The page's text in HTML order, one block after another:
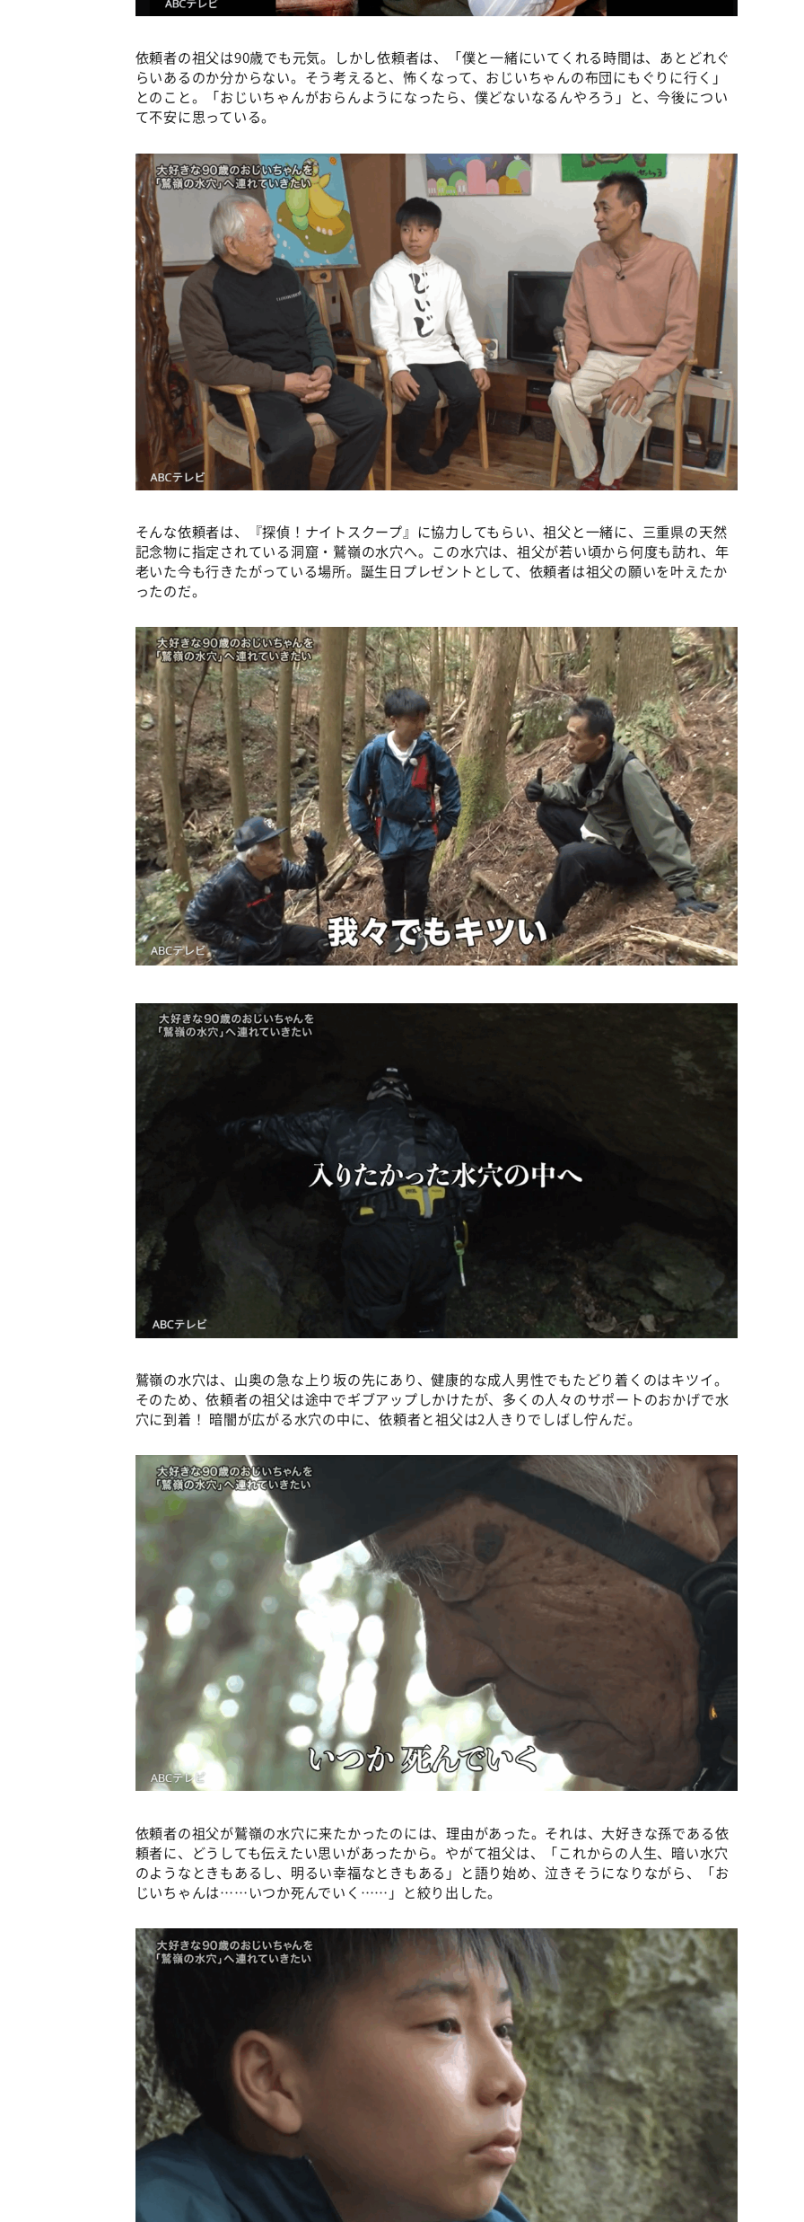
依頼者の祖父は90歳でも元気。しかし依頼者は、「僕と一緒にいてくれる時間は、あとどれぐ
らいあるのか分からない。そう考えると、怖くなって、おじいちゃんの布団にもぐりに行く」
とのこと。「おじいちゃんがおらんようになったら、僕どないなるんやろう」と、今後につい
て不安に思っている。
そんな依頼者は、『探偵！ナイトスクープ』に協力してもらい、祖父と一緒に、三重県の天然
記念物に指定されている洞窟・鷲嶺の水穴へ。この水穴は、祖父が若い頃から何度も訪れ、年
老いた今も行きたがっている場所。誕生日プレゼントとして、依頼者は祖父の願いを叶えたか
ったのだ。
鷲嶺の水穴は、山奥の急な上り坂の先にあり、健康的な成人男性でもたどり着くのはキツイ。
そのため、依頼者の祖父は途中でギブアップしかけたが、多くの人々のサポートのおかげで水
穴に到着！ 暗闇が広がる水穴の中に、依頼者と祖父は2人きりでしばし佇んだ。
依頼者の祖父が鷲嶺の水穴に来たかったのには、理由があった。それは、大好きな孫である依
頼者に、どうしても伝えたい思いがあったから。やがて祖父は、「これからの人生、暗い水穴
のようなときもあるし、明るい幸福なときもある」と語り始め、泣きそうになりながら、「お
じいちゃんは……いつか死んでいく……」と絞り出した。